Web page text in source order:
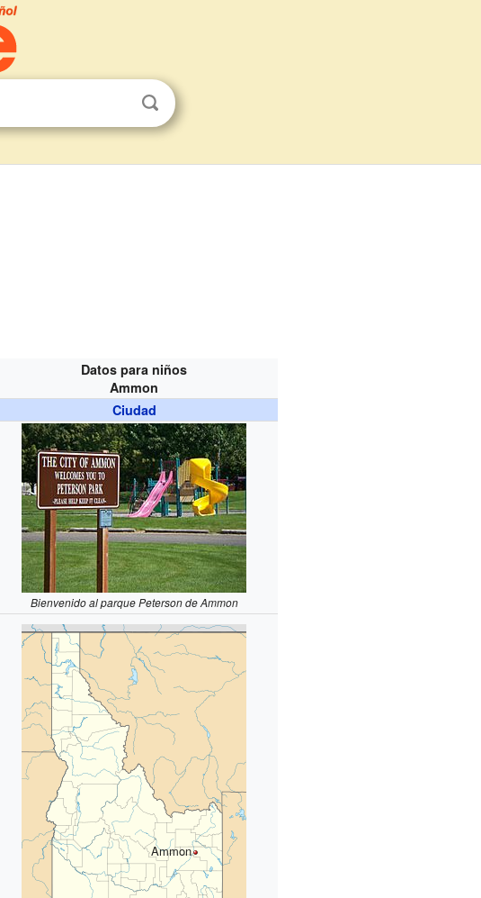
Datos para niños
Ammon
Ciudad
Bienvenido al parque Peterson de Ammon
Ammon